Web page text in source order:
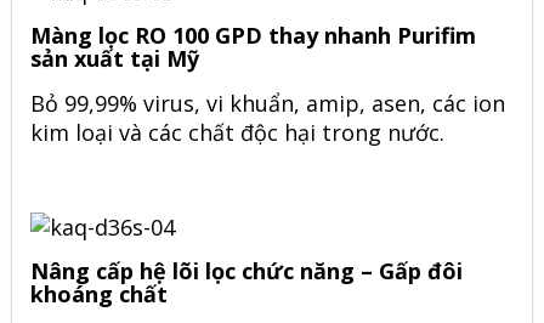
Màng lọc RO 100 GPD thay nhanh Purifim
sản xuất tại Mỹ
Bỏ 99,99% virus, vi khuẩn, amip, asen, các ion
kim loại và các chất độc hại trong nước.
Nâng cấp hệ lõi lọc chức năng – Gấp đôi
khoáng chất